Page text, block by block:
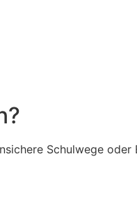
Schulwege